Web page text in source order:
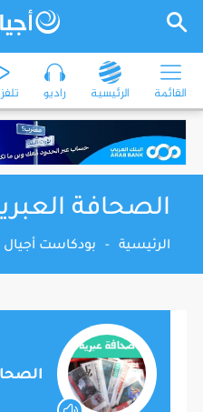
القائمة الرئيسية راديو
الصحافة
الرئيسية - بودكاست أجيال
الصحافة